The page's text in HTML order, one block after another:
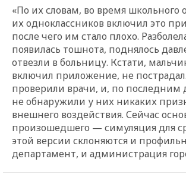
«По их словам, во время школьного
их одноклассников включил это
после чего им стало плохо.
появилась тошнота, поднялось
отвезли в больницу. Кстати,
включил приложение, не
проверили врачи, и, по
не обнаружили у них никаких
внешнего воздействия. Сейчас
произошедшего — симуляция для
этой версии склоняются и
департамент, и администрация